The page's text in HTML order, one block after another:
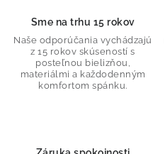
Sme na trhu 15 rokov
Naše odporúčania vychádzajú
z 15 rokov skúseností s
posteľnou bielizňou,
materiálmi a každodenným
komfortom spánku.